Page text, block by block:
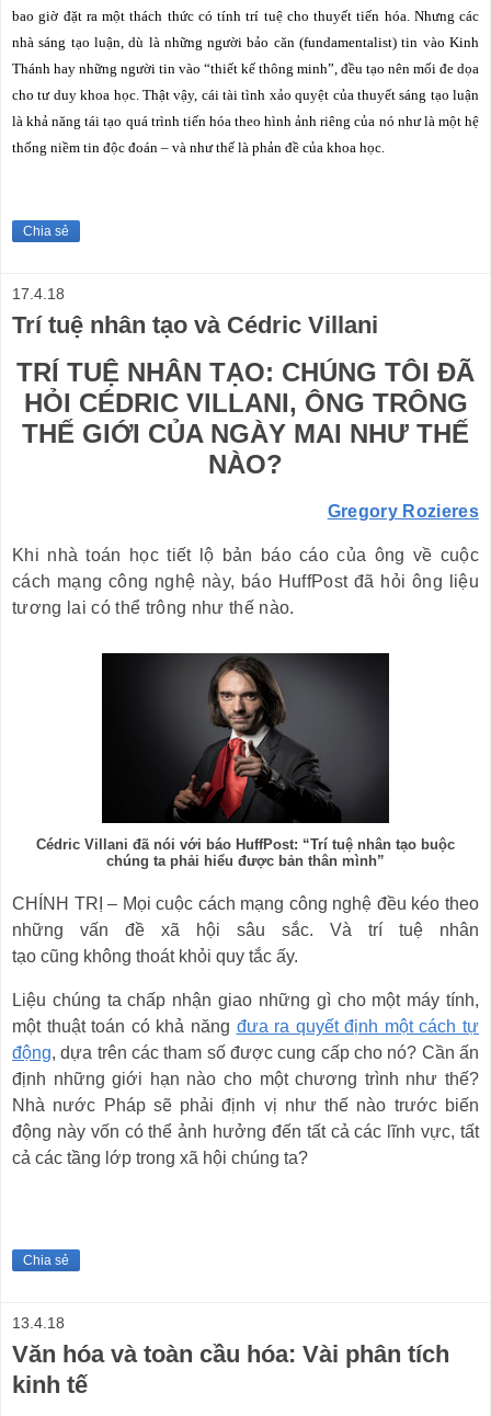
bao giờ đặt ra một thách thức có tính trí tuệ cho thuyết tiến hóa. Nhưng các
nhà sáng tạo luận, dù là những người bảo căn (fundamentalist) tin vào Kinh
Thánh hay những người tin vào “thiết kế thông minh”, đều tạo nên mối đe dọa
cho tư duy khoa học. Thật vậy, cái tài tình xảo quyệt của thuyết sáng tạo luận
là khả năng tái tạo quá trình tiến hóa theo hình ảnh riêng của nó như là một hệ
thống niềm tin độc đoán – và như thế là phản đề của khoa học.
Chia sẻ
17.4.18
Trí tuệ nhân tạo và Cédric Villani
TRÍ TUỆ NHÂN TẠO: CHÚNG TÔI ĐÃ
HỎI CÉDRIC VILLANI, ÔNG TRÔNG
THẾ GIỚI CỦA NGÀY MAI NHƯ THẾ
NÀO?
Gregory Rozieres
Khi nhà toán học tiết lộ bản báo cáo của ông về cuộc
cách mạng công nghệ này, báo HuffPost đã hỏi ông liệu
tương lai có thể trông như thế nào.
Cédric Villani đã nói với báo HuffPost: “Trí tuệ nhân tạo buộc
chúng ta phải hiểu được bản thân mình”
CHÍNH TRỊ – Mọi cuộc cách mạng công nghệ đều kéo theo
những vấn đề xã hội sâu sắc. Và trí tuệ nhân
tạo cũng không thoát khỏi quy tắc ấy.
Liệu chúng ta chấp nhận giao những gì cho một máy tính,
một thuật toán có khả năng đưa ra quyết định một cách tự
động, dựa trên các tham số được cung cấp cho nó? Cần ấn
định những giới hạn nào cho một chương trình như thế?
Nhà nước Pháp sẽ phải định vị như thế nào trước biến
động này vốn có thể ảnh hưởng đến tất cả các lĩnh vực, tất
cả các tầng lớp trong xã hội chúng ta?
Chia sẻ
13.4.18
Văn hóa và toàn cầu hóa: Vài phân tích
kinh tế